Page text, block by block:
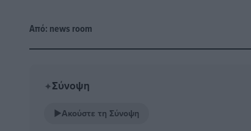
Από: news room
✦Σύνοψη
▶Ακούστε τη Σύνοψη